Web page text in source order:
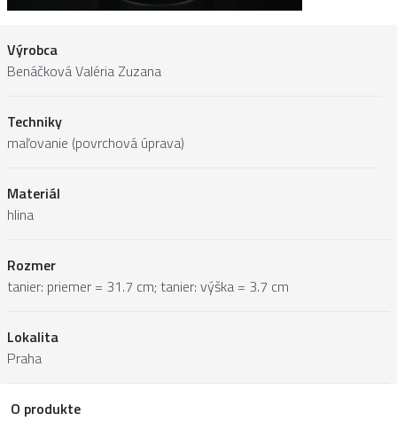
Výrobca
Benáčková Valéria Zuzana
Techniky
maľovanie (povrchová úprava)
Materiál
hlina
Rozmer
tanier: priemer = 31.7 cm; tanier: výška = 3.7 cm
Lokalita
Praha
O produkte